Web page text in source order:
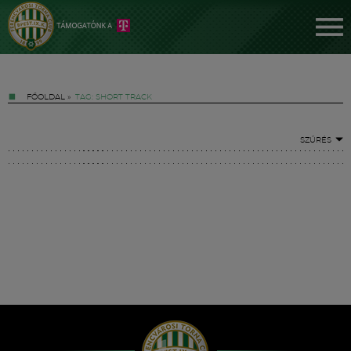
FŐOLDAL » TAG: SHORT TRACK
SZŰRÉS
Hírek